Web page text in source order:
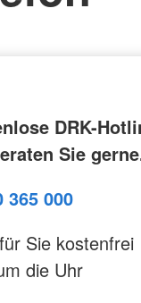
DRK-
Sie
365 000
Sie kostenfrei
die Uhr